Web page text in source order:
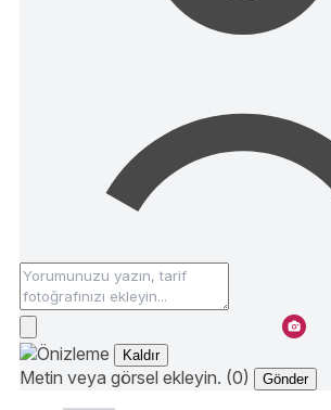
Kaldır
Metin veya görsel ekleyin. (0) Gönder